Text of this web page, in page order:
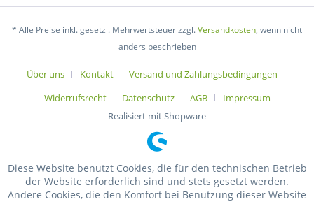
* Alle Preise inkl. gesetzl. Mehrwertsteuer zzgl.Versandkosten, wenn nicht
anders beschrieben
Über uns Kontakt
Versand und Zahlungsbedingungen
Widerrufsrecht
Datenschutz AGB
Impressum
Realisiert mit Shopware
Diese Website benutzt Cookies, die für den technischen Betrieb
der Website erforderlich sind und stets gesetzt werden.
Andere Cookies, die den Komfort bei Benutzung dieser Website